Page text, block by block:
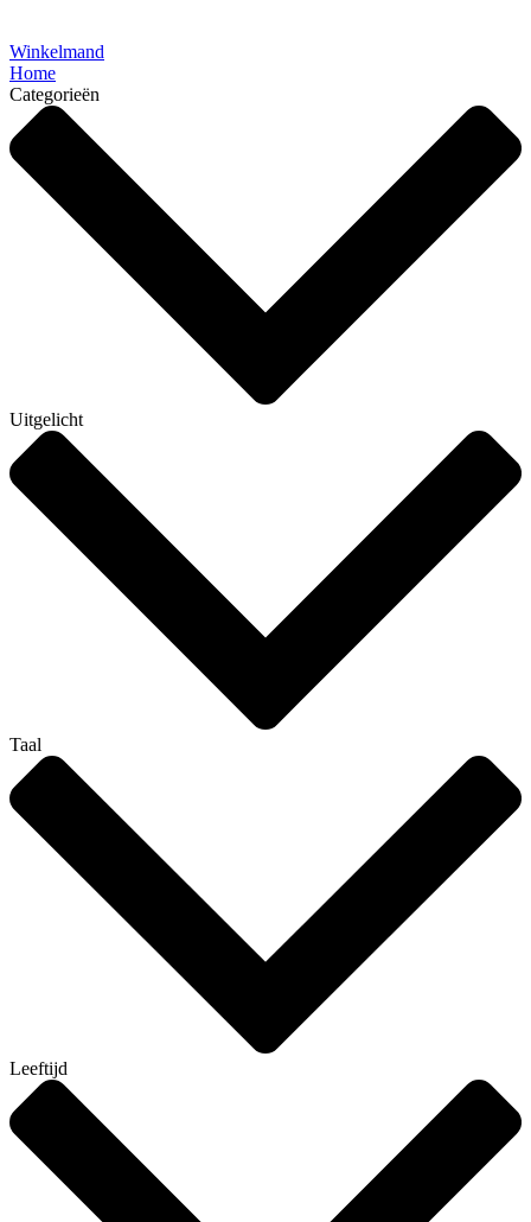
Winkelmand
Home
Categorieën
Uitgelicht
Taal
Leeftijd